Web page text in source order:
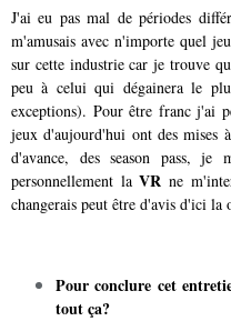
J'ai eu pas mal de périodes
m'amusais avec n'importe quel
sur cette industrie car je trouve
peu à celui qui dégainera le
exceptions). Pour être franc j'ai
jeux d'aujourd'hui ont des mises
d'avance, des season pass,
personnellement laVR ne
changerais peut être d'avis d'ici la
Pour conclure cet
tout ça?